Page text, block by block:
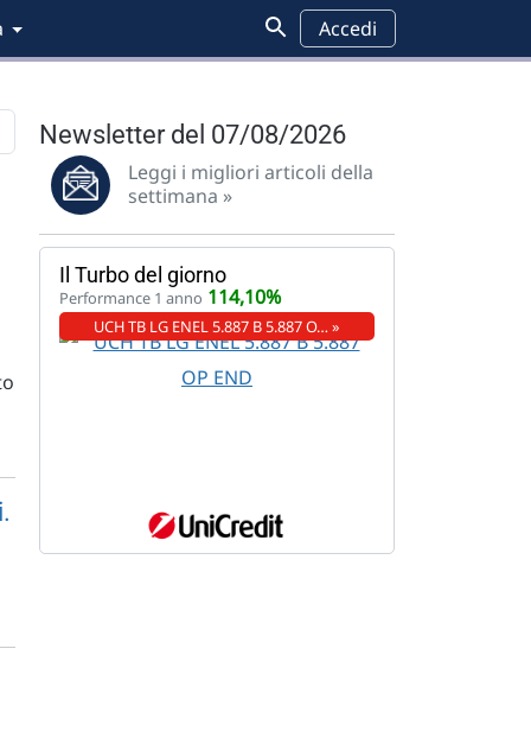
Accedi
Analisi grafica Wall Street
Newsletter del 07/08/2026
Leggi i migliori articoli della
settimana »
Il Turbo del giorno
Performance 1 anno 114,10%
UCH TB LG ENEL 5.887 B 5.887 O… »